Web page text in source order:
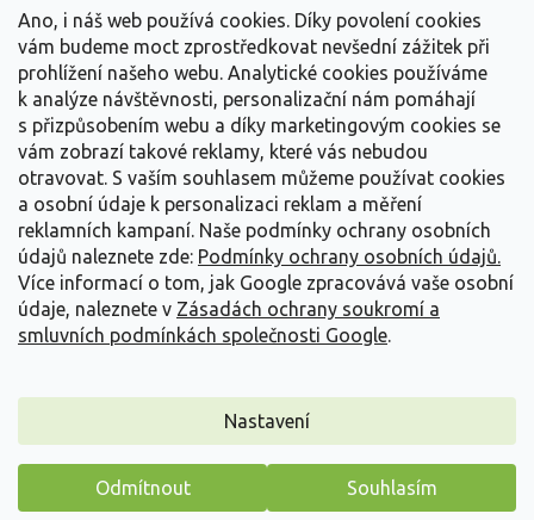
Ano, i náš web používá cookies. Díky povolení cookies
vám budeme moct zprostředkovat nevšední zážitek při
prohlížení našeho webu. Analytické cookies používáme
k analýze návštěvnosti, personalizační nám pomáhají
s přizpůsobením webu a díky marketingovým cookies se
vám zobrazí takové reklamy, které vás nebudou
otravovat. S vaším souhlasem můžeme používat cookies
a osobní údaje k personalizaci reklam a měření
reklamních kampaní. Naše podmínky ochrany osobních
údajů naleznete zde: Podmínky ochrany osobních údajů.
Více informací o tom, jak Google zpracovává vaše osobní
údaje, naleznete v Zásadách ochrany soukromí a
smluvních podmínkách společnosti Google.
Nastavení
Odmítnout Souhlasím
Vše o nákupu
Informace pro Vás
Kontakujte nás
Vytvořil Shoptet
Copyright 2026 Zahradnictví Spomyšl
. Všechna práva
vyhrazena.